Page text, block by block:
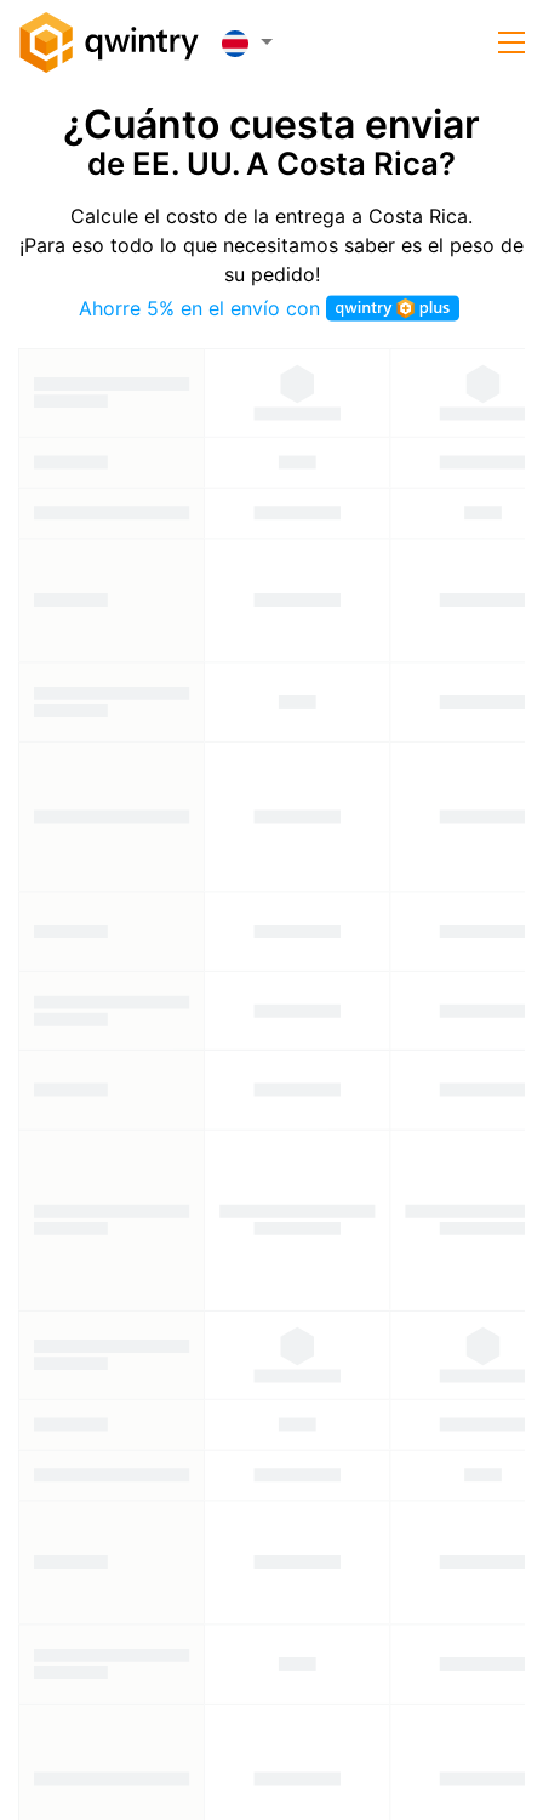
¿Cuánto cuesta enviar
de EE. UU. A Costa Rica?
Calcule el costo de la entrega a Costa Rica.
¡Para eso todo lo que necesitamos saber es el peso de
su pedido!
Ahorre 5% en el envío con